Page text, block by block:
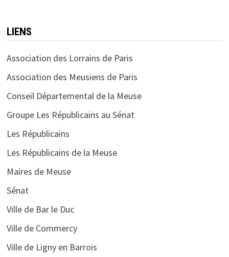
LIENS
Association des Lorrains de Paris
Association des Meusiens de Paris
Conseil Départemental de la Meuse
Groupe Les Républicains au Sénat
Les Républicains
Les Républicains de la Meuse
Maires de Meuse
Sénat
Ville de Bar le Duc
Ville de Commercy
Ville de Ligny en Barrois